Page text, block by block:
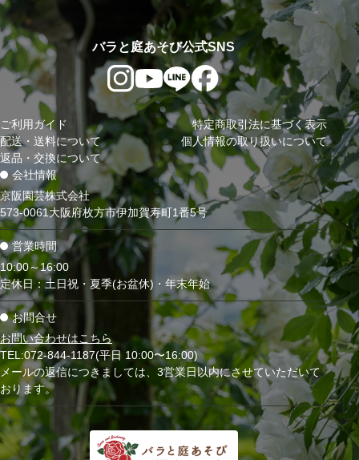
会社情報
京阪園芸株式会社
573-0061大阪府枚方市伊加賀寿町1番5号
営業時間
10:00～16:00
定休日：土日祝・夏季(お盆休)・年末年始
お問合せ
お問い合わせはこちら
TEL:072-844-1187(平日 10:00〜16:00)
メールの返信につきましては、3営業日以内にさせていただいて
おります。
バラと庭あそび公式SNS
ご利用ガイド
配送・送料について
返品・交換について
特定商取引法に基づく表示
個人情報の取り扱いについて